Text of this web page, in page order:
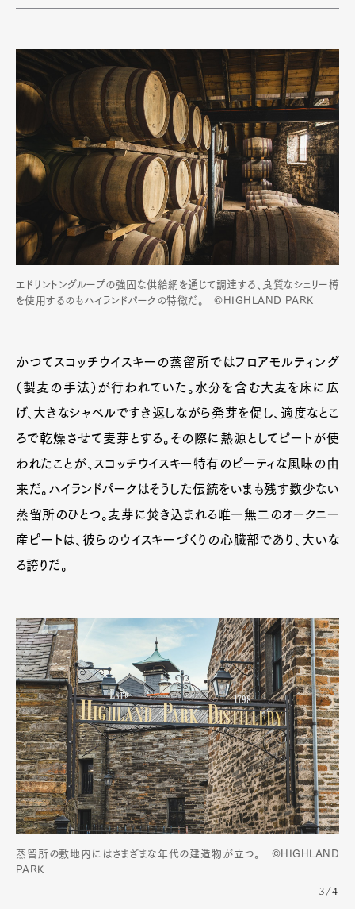
エドリントングループの強固な供給網を通じて調達する、良質なシェリー樽
を使用するのもハイランドパークの特徴だ。 ©HIGHLAND PARK
かつてスコッチウイスキーの蒸留所ではフロアモルティング
（製麦の手法）が行われていた。水分を含む大麦を床に広
げ、大きなシャベルですき返しながら発芽を促し、適度なとこ
ろで乾燥させて麦芽とする。その際に熱源としてピートが使
われたことが、スコッチウイスキー特有のピーティな風味の由
来だ。ハイランドパークはそうした伝統をいまも残す数少ない
蒸留所のひとつ。麦芽に焚き込まれる唯一無二のオークニー
産ピートは、彼らのウイスキーづくりの心臓部であり、大いな
る誇りだ。
蒸留所の敷地内にはさまざまな年代の建造物が立つ。 ©HIGHLAND
PARK
3/4